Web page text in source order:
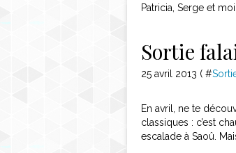
Patricia, Serge et
Sortie
25 avril 2013 ( #
En avril, ne te
classiques : c’est
escalade à Saoû.